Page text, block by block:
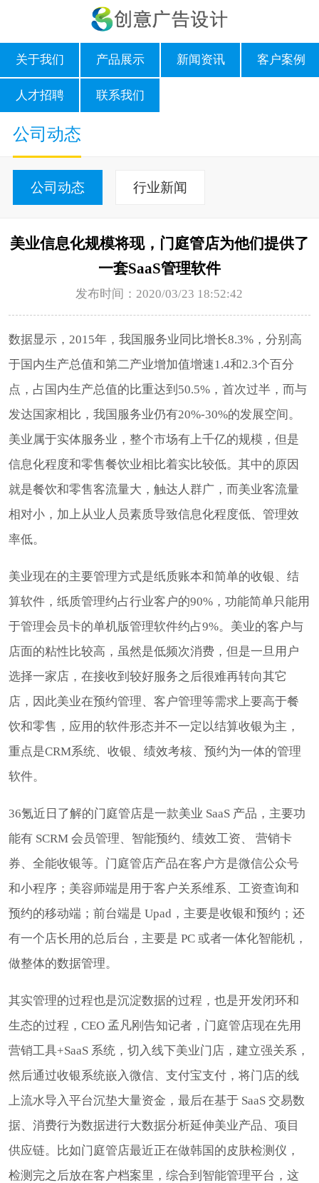
关于我们 产品展示 新闻资讯 客户案例
人才招聘 联系我们
公司动态
公司动态 行业新闻
美业信息化规模将现，门庭管店为他们提供了
一套SaaS管理软件
发布时间：2020/03/23 18:52:42
数据显示，2015年，我国服务业同比增长8.3%，分别高
于国内生产总值和第二产业增加值增速1.4和2.3个百分
点，占国内生产总值的比重达到50.5%，首次过半，而与
发达国家相比，我国服务业仍有20%-30%的发展空间。
美业属于实体服务业，整个市场有上千亿的规模，但是
信息化程度和零售餐饮业相比着实比较低。其中的原因
就是餐饮和零售客流量大，触达人群广，而美业客流量
相对小，加上从业人员素质导致信息化程度低、管理效
率低。
美业现在的主要管理方式是纸质账本和简单的收银、结
算软件，纸质管理约占行业客户的90%，功能简单只能用
于管理会员卡的单机版管理软件约占9%。美业的客户与
店面的粘性比较高，虽然是低频次消费，但是一旦用户
选择一家店，在接收到较好服务之后很难再转向其它
店，因此美业在预约管理、客户管理等需求上要高于餐
饮和零售，应用的软件形态并不一定以结算收银为主，
重点是CRM系统、收银、绩效考核、预约为一体的管理
软件。
36氪近日了解的门庭管店是一款美业 SaaS 产品，主要功
能有 SCRM 会员管理、智能预约、绩效工资、 营销卡
券、全能收银等。门庭管店产品在客户方是微信公众号
和小程序；美容师端是用于客户关系维系、工资查询和
预约的移动端；前台端是 Upad，主要是收银和预约；还
有一个店长用的总后台，主要是 PC 或者一体化智能机，
做整体的数据管理。
其实管理的过程也是沉淀数据的过程，也是开发闭环和
生态的过程，CEO 孟凡刚告知记者，门庭管店现在先用
营销工具+SaaS 系统，切入线下美业门店，建立强关系，
然后通过收银系统嵌入微信、支付宝支付，将门店的线
上流水导入平台沉垫大量资金，最后在基于 SaaS 交易数
据、消费行为数据进行大数据分析延伸美业产品、项目
供应链。比如门庭管店最近正在做韩国的皮肤检测仪，
检测完之后放在客户档案里，综合到智能管理平台，这